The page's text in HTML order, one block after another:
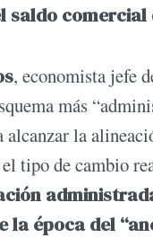
saldo comercial
, economista jefe
más
alcanzar la
tipo de cambio
la época del